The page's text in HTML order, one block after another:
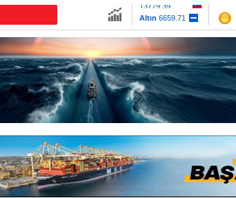
Altın
6659.71
Euro55.1258
Türkiye'nin ‘Denizcilik Gücü’!